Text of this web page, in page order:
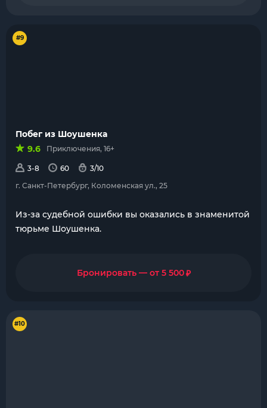
#9
Побег из Шоушенка
9.6
Приключения, 16+
3-8 60
3/10
г. Санкт-Петербург, Коломенская ул., 25
Из-за судебной ошибки вы оказались в знаменитой
тюрьме Шоушенка.
Бронировать — от 5 500₽
#10